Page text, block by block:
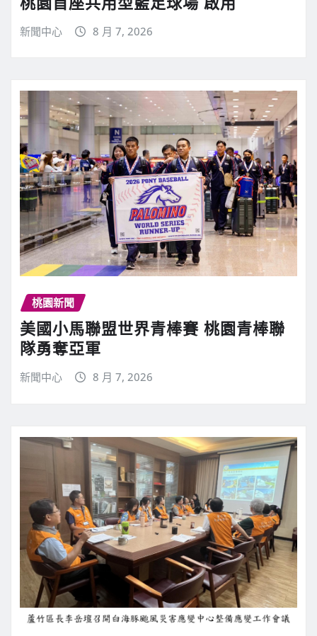
新聞中心 8 月 7, 2026
桃園新聞
美國小馬聯盟世界青棒賽 桃園青棒聯
隊勇奪亞軍
新聞中心 8 月 7, 2026